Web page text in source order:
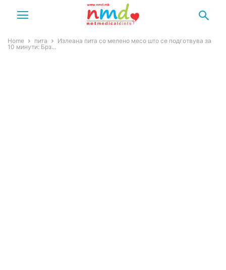
Home пита
Излеана пита со мелено месо што се подготвува за
10 минути: Брз...